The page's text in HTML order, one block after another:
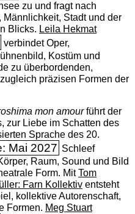
zu und fragt nach
Männlichkeit, Stadt und der
Blicks. Leila Hekmat
verbindet Oper,
Kostüm und
zu überbordenden,
präzisen Formen der
mon amourführt der
zur Liebe im Schatten des
Sprache des 20.
Mai 2027 Schleef
Raum, Sound und Bild
Form. MitTom
Farn Kollektiventsteht
kollektive Autorenschaft,
Formen. Meg Stuart